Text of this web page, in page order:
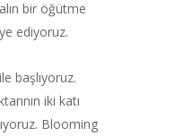
bir öğütme
ediyoruz.
başlıyoruz.
iki katı
Blooming